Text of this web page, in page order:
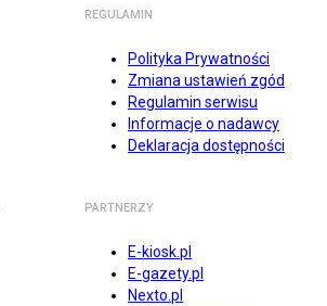
REGULAMIN
Polityka Prywatności
Zmiana ustawień zgód
Regulamin serwisu
Informacje o nadawcy
Deklaracja dostępności
PARTNERZY
E-kiosk.pl
E-gazety.pl
Nexto.pl